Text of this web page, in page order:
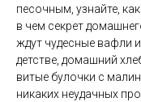
песочным, узнайте,
в чем секрет
ждут чудесные вафли
детстве, домашний
витые булочки с
никаких неудачных